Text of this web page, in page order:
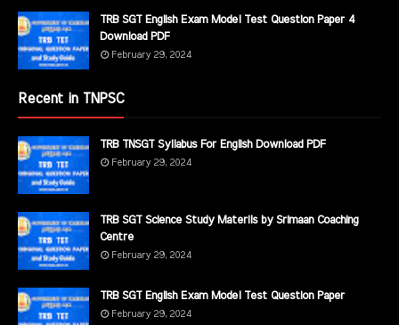
TRB SGT English Exam Model Test Question Paper 4
Download PDF
February 29, 2024
Recent in TNPSC
TRB TNSGT Syllabus For English Download PDF
February 29, 2024
TRB SGT Science Study Materils by Srimaan Coaching
Centre
February 29, 2024
TRB SGT English Exam Model Test Question Paper
February 29, 2024